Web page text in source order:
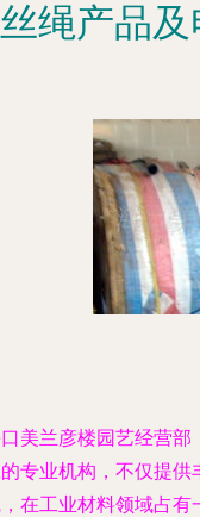
丝绳产品
美兰彦楼园艺经营
专业机构，不仅提
在工业材料领域占